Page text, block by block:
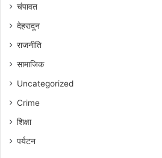
चंपावत
देहरादून
राजनीति
सामाजिक
Uncategorized
Crime
शिक्षा
पर्यटन